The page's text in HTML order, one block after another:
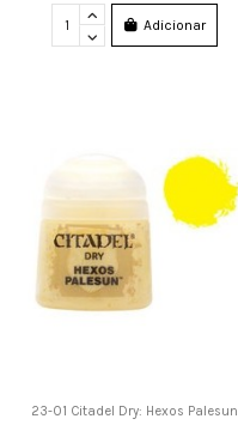
Adicionar
23-01 Citadel Dry: Hexos Palesun